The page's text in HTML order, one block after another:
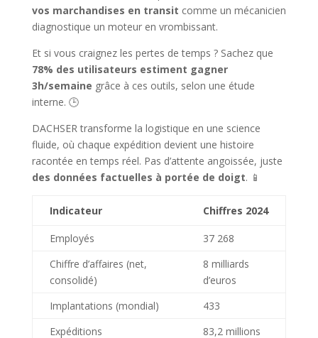
vos marchandises en transit comme un mécanicien
diagnostique un moteur en vrombissant.
Et si vous craignez les pertes de temps ? Sachez que
78% des utilisateurs estiment gagner
3h/semaine grâce à ces outils, selon une étude
interne. 🕒
DACHSER transforme la logistique en une science
fluide, où chaque expédition devient une histoire
racontée en temps réel. Pas d’attente angoissée, juste
des données factuelles à portée de doigt. 📱
Indicateur Chiffres 2024
Employés
37 268
Chiffre d’affaires (net,
consolidé)
8 milliards
d’euros
Implantations (mondial)
433
Expéditions
83,2 millions